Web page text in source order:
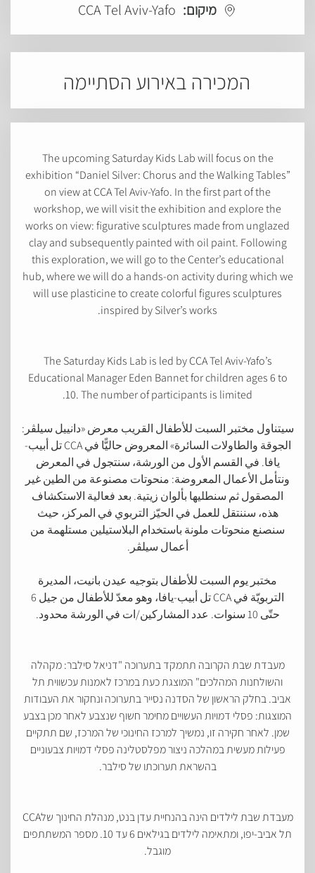
מיקום: CCA Tel Aviv-Yafo
המכירה באירוע הסתיימה
The upcoming Saturday Kids Lab will focus on the
exhibition “Daniel Silver: Chorus and the Walking Tables”
on view at CCA Tel Aviv-Yafo. In the first part of the
workshop, we will visit the exhibition and explore the
works on view: figurative sculptures made from unglazed
clay and subsequently painted with oil paint. Following
this exploration, we will go to the Center’s educational
hub, where we will do a hands-on activity during which we
will use plasticine to create colorful figures sculptures
inspired by Silver’s works.
The Saturday Kids Lab is led by CCA Tel Aviv-Yafo’s
Educational Manager Eden Bannet for children ages 6 to
10. The number of participants is limited.
سيتناول مختبر السبت للأطفال القريب معرض «دانييل سيلڤر:
الجوقة والطاولات السائرة» المعروض حاليًّا في CCA تل أبيب-
يافا. في القسم الأول من الورشة، سنتجول في المعرض
ونتأمل الأعمال المعروضة: منحوتات مصنوعة من الطين غير
المصقول ثم سنطليها بألوان زيتية. بعد فعالية الاستكشاف
هذه، سننتقل للعمل في الحيّز التربوي في المركز، حيث
سنصنع منحوتات ملونة باستخدام البلاستيلين مستلهمة من
أعمال سيلڤر.
مختبر يوم السبت للأطفال بتوجيه عيدن بانيت، المديرة
التربويّة في CCA تل أبيب-يافا، وهو معدّ للأطفال من جيل 6
حتّى 10 سنوات. عدد المشاركين/ات في الورشة محدود.
מעבדת שבת הקרובה תתמקד בתערוכה "דניאל סילבר: מקהלה
והשולחנות המהלכים" המוצגת כעת במרכז לאמנות עכשווית תל
אביב. בחלק הראשון של הסדנה נסייר בתערוכה ונחקור את העבודות
המוצגות: פסלי דמויות העשויים מחימר חשוף שנצבע לאחר מכן בצבע
שמן. לאחר חקירה זו, נמשיך למרכז החינוכי של המרכז, שם תתקיים
פעילות מעשית במהלכה ניצור מפלסטלינה פסלי דמויות צבעוניים
בהשראת תערוכתו של סילבר.
מעבדת שבת לילדים הינה בהנחיית עדן בנט, מנהלת החינוך שלCCA
תל אביב-יפו, ומתאימה לילדים בגילאים 6 עד 10. מספר המשתתפים
מוגבל.